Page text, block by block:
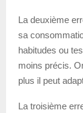
La deuxième
sa
habitudes ou
moins précis.
plus il peut
La troisième